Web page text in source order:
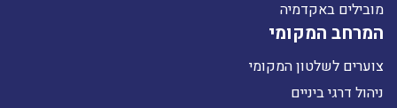
מובילים באקדמיה
המרחב המקומי
צוערים לשלטון המקומי
ניהול דרגי ביניים